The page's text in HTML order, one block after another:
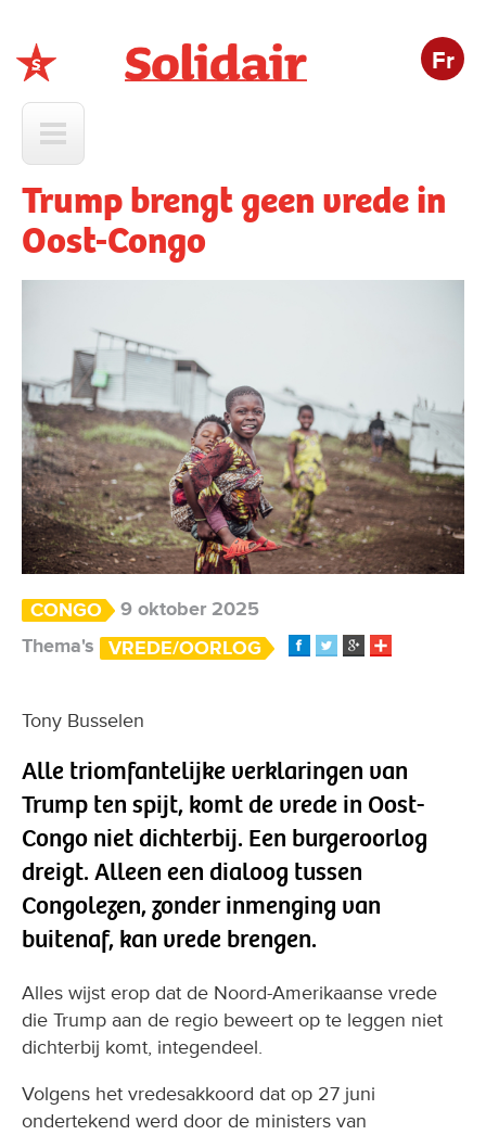
Fr
Trump brengt geen vrede in
Oost-Congo
CONGO
9 oktober 2025
Thema's
VREDE/OORLOG
Tony Busselen
Alle triomfantelijke verklaringen van
Trump ten spijt, komt de vrede in Oost-
Congo niet dichterbij. Een burgeroorlog
dreigt. Alleen een dialoog tussen
Congolezen, zonder inmenging van
buitenaf, kan vrede brengen.
Alles wijst erop dat de Noord-Amerikaanse vrede
die Trump aan de regio beweert op te leggen niet
dichterbij komt, integendeel.
Volgens het vredesakkoord dat op 27 juni
ondertekend werd door de ministers van